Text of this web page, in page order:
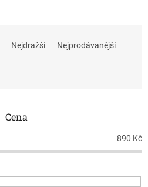
Nejdražší Nejprodávanější
Cena
890 Kč